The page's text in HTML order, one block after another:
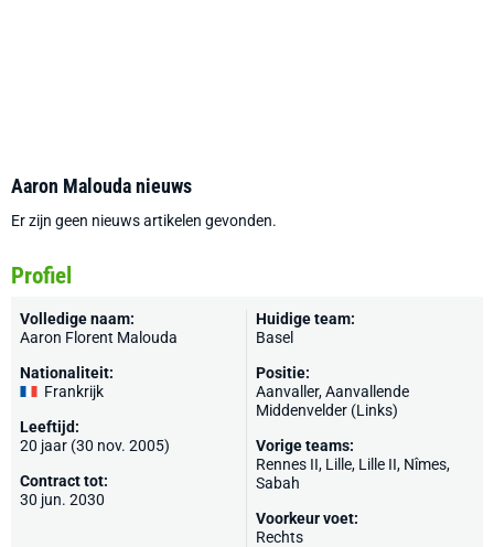
Aaron Malouda nieuws
Er zijn geen nieuws artikelen gevonden.
Profiel
Volledige naam:
Aaron Florent Malouda
Nationaliteit:
Frankrijk
Leeftijd:
20 jaar (30 nov. 2005)
Contract tot:
30 jun. 2030
Huidige team:
Basel
Positie:
Aanvaller, Aanvallende
Middenvelder (Links)
Vorige teams:
Rennes II, Lille, Lille II, Nîmes,
Sabah
Voorkeur voet:
Rechts